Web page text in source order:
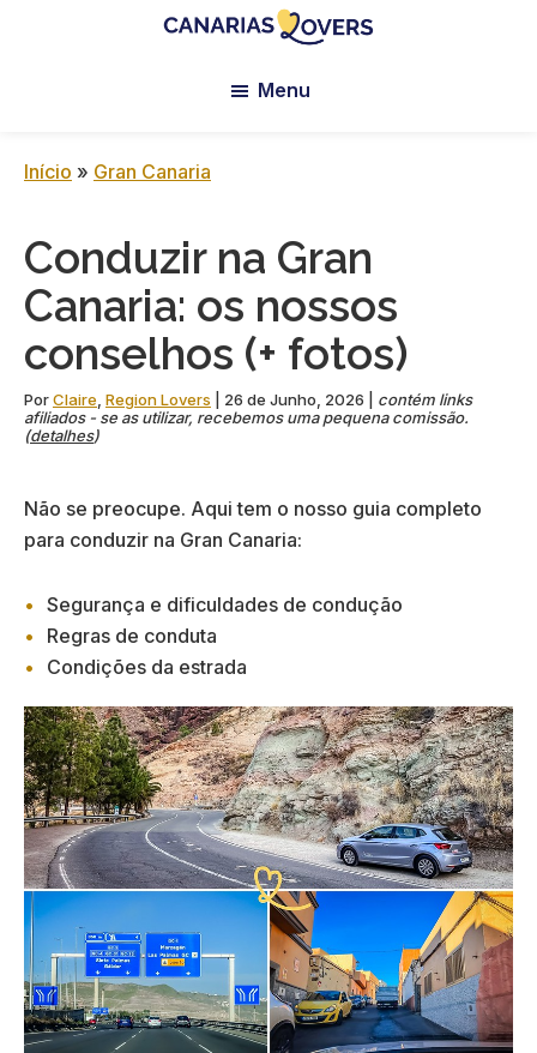
Lovers:
Gran
Canaria
e
Menu
Início » Gran Canaria
Conduzir na Gran
Canaria: os nossos
conselhos (+ fotos)
PorClaire Region Lovers 26 de Junho, 2026
contém links
afiliados - se as utilizar, recebemos uma pequena comissão.
(detalhes)
Não se preocupe. Aqui tem o nosso guia completo
para conduzir na Gran Canaria:
Segurança e dificuldades de condução
Regras de conduta
Condições da estrada